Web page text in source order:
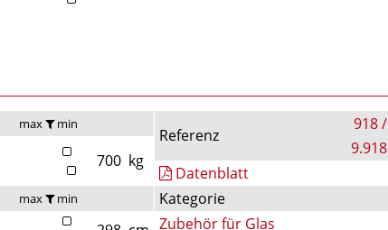
max min
700 kg
max min
Referenz
918 /
9.918
Datenblatt
Kategorie
Zubehör für Glas